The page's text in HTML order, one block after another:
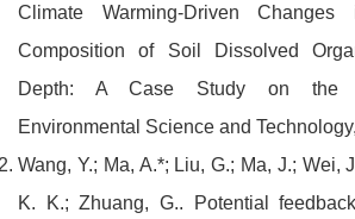
Climate Warming-Driven
Composition of Soil Dissolved
Depth: A Case Study on the
Environmental Science and
Wang, Y.; Ma, A.*; Liu, G.; Ma, J.; Wei,
K. K.; Zhuang, G.. Potential